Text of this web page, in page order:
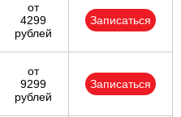
от
4299
рублей
Записаться
от
9299
рублей
Записаться